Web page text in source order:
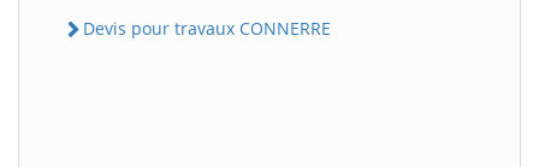
Devis pour travaux CONNERRE